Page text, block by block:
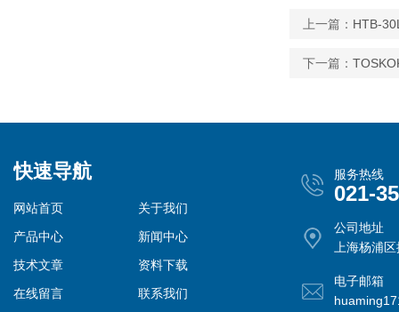
上一篇： HTB-
下一篇：
快速导航
网站首页
关于我们
产品中心
新闻中心
技术文章
资料下载
在线留言
联系我们
服务热线
021-
公司地址
上海杨浦
电子邮箱